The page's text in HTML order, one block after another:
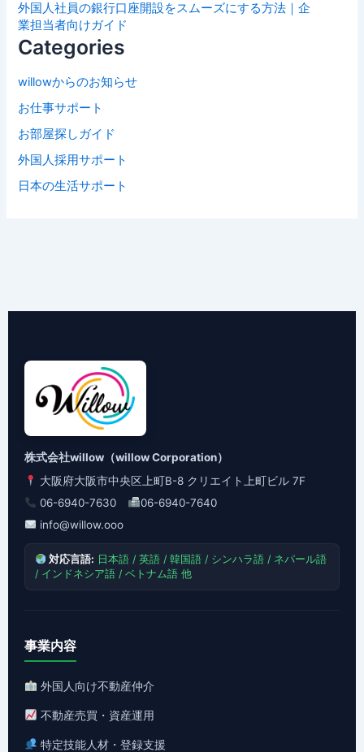
外国人社員の銀行口座開設をスムーズにする方法｜企
業担当者向けガイド
Categories
willowからのお知らせ
お仕事サポート
お部屋探しガイド
外国人採用サポート
日本の生活サポート
株式会社willow（willow Corporation）
大阪府大阪市中央区上町B-8 クリエイト上町ビル 7F
06-6940-7630
06-6940-7640
info@willow.ooo
対応言語: 日本語 / 英語 / 韓国語 / シンハラ語 / ネパール語
/ インドネシア語 / ベトナム語 他
事業内容
外国人向け不動産仲介
不動産売買・資産運用
特定技能人材・登録支援